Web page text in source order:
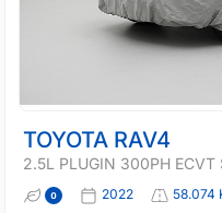
TOYOTA RAV4
2.5L PLUGIN 300PH ECVT
2022 58.074